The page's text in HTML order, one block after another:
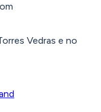
Vedras e no